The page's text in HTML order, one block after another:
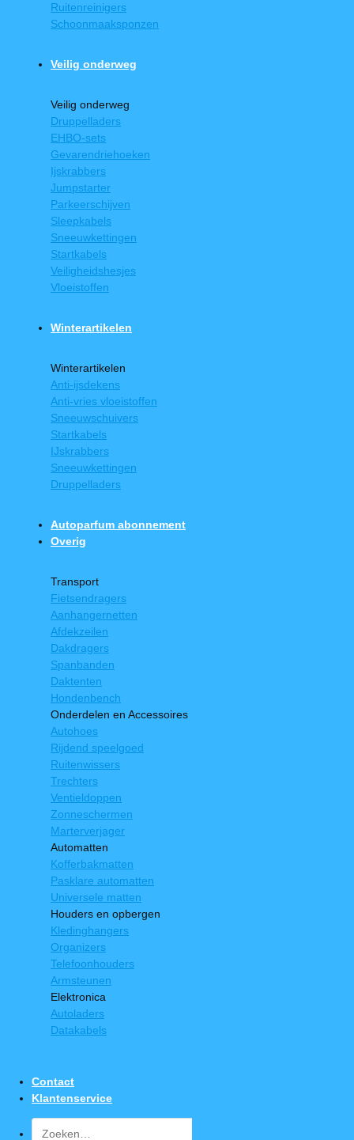
Ruitenreinigers
Schoonmaaksponzen
Veilig onderweg
Veilig onderweg
Druppelladers
EHBO-sets
Gevarendriehoeken
Ijskrabbers
Jumpstarter
Parkeerschijven
Sleepkabels
Sneeuwkettingen
Startkabels
Veiligheidshesjes
Vloeistoffen
Winterartikelen
Winterartikelen
Anti-ijsdekens
Anti-vries vloeistoffen
Sneeuwschuivers
Startkabels
IJskrabbers
Sneeuwkettingen
Druppelladers
Autoparfum abonnement
Overig
Transport
Fietsendragers
Aanhangernetten
Afdekzeilen
Dakdragers
Spanbanden
Daktenten
Hondenbench
Onderdelen en Accessoires
Autohoes
Rijdend speelgoed
Ruitenwissers
Trechters
Ventieldoppen
Zonneschermen
Marterverjager
Automatten
Kofferbakmatten
Pasklare automatten
Universele matten
Houders en opbergen
Kledinghangers
Organizers
Telefoonhouders
Armsteunen
Elektronica
Autoladers
Datakabels
Contact
Klantenservice